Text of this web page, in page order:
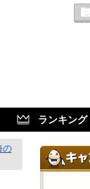
ランキング
の